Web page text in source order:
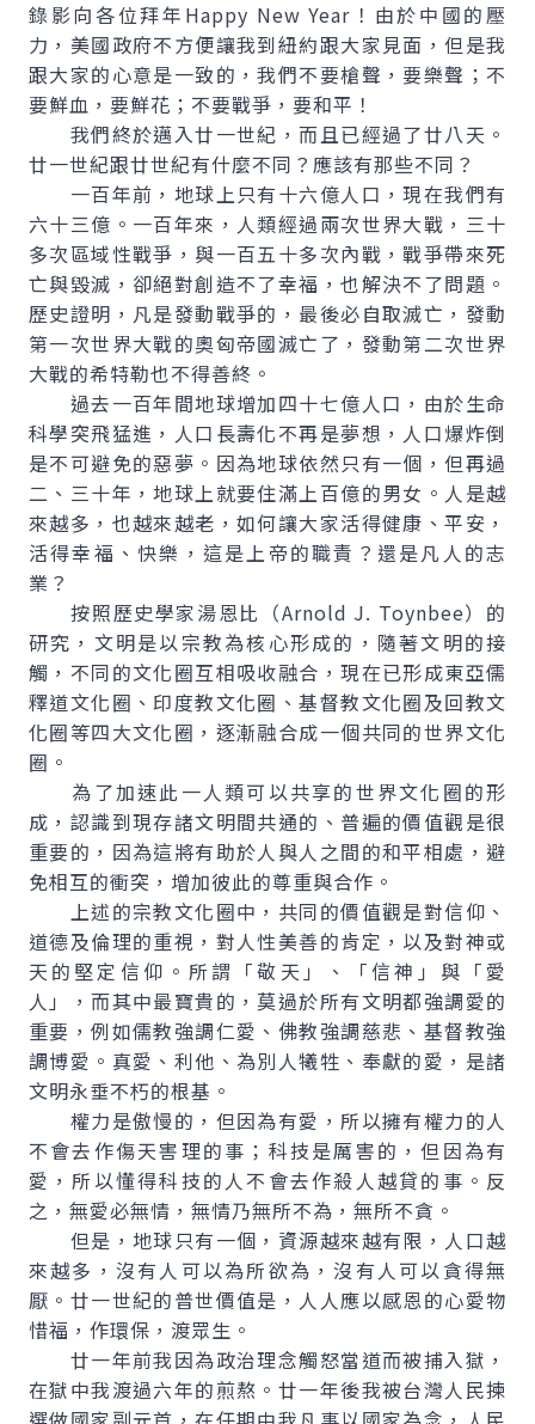
錄影向各位拜年Happy New Year！由於中國的壓
力，美國政府不方便讓我到紐約跟大家見面，但是我
跟大家的心意是一致的，我們不要槍聲，要樂聲；不
要鮮血，要鮮花；不要戰爭，要和平！
我們終於邁入廿一世紀，而且已經過了廿八天。
廿一世紀跟廿世紀有什麼不同？應該有那些不同？
一百年前，地球上只有十六億人口，現在我們有
六十三億。一百年來，人類經過兩次世界大戰，三十
多次區域性戰爭，與一百五十多次內戰，戰爭帶來死
亡與毀滅，卻絕對創造不了幸福，也解決不了問題。
歷史證明，凡是發動戰爭的，最後必自取滅亡，發動
第一次世界大戰的奧匈帝國滅亡了，發動第二次世界
大戰的希特勒也不得善終。
過去一百年間地球增加四十七億人口，由於生命
科學突飛猛進，人口長壽化不再是夢想，人口爆炸倒
是不可避免的惡夢。因為地球依然只有一個，但再過
二、三十年，地球上就要住滿上百億的男女。人是越
來越多，也越來越老，如何讓大家活得健康、平安，
活得幸福、快樂，這是上帝的職責？還是凡人的志
業？
按照歷史學家湯恩比（Arnold J. Toynbee）的
研究，文明是以宗教為核心形成的，隨著文明的接
觸，不同的文化圈互相吸收融合，現在已形成東亞儒
釋道文化圈、印度教文化圈、基督教文化圈及回教文
化圈等四大文化圈，逐漸融合成一個共同的世界文化
圈。
為了加速此一人類可以共享的世界文化圈的形
成，認識到現存諸文明間共通的、普遍的價值觀是很
重要的，因為這將有助於人與人之間的和平相處，避
免相互的衝突，增加彼此的尊重與合作。
上述的宗教文化圈中，共同的價值觀是對信仰、
道德及倫理的重視，對人性美善的肯定，以及對神或
天的堅定信仰。所謂「敬天」、「信神」與「愛
人」，而其中最寶貴的，莫過於所有文明都強調愛的
重要，例如儒教強調仁愛、佛教強調慈悲、基督教強
調博愛。真愛、利他、為別人犧牲、奉獻的愛，是諸
文明永垂不朽的根基。
權力是傲慢的，但因為有愛，所以擁有權力的人
不會去作傷天害理的事；科技是厲害的，但因為有
愛，所以懂得科技的人不會去作殺人越貸的事。反
之，無愛必無情，無情乃無所不為，無所不貪。
但是，地球只有一個，資源越來越有限，人口越
來越多，沒有人可以為所欲為，沒有人可以貪得無
厭。廿一世紀的普世價值是，人人應以感恩的心愛物
惜福，作環保，渡眾生。
廿一年前我因為政治理念觸怒當道而被捕入獄，
在獄中我渡過六年的煎熬。廿一年後我被台灣人民揀